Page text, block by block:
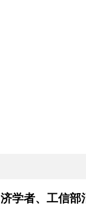
济学者、工信部